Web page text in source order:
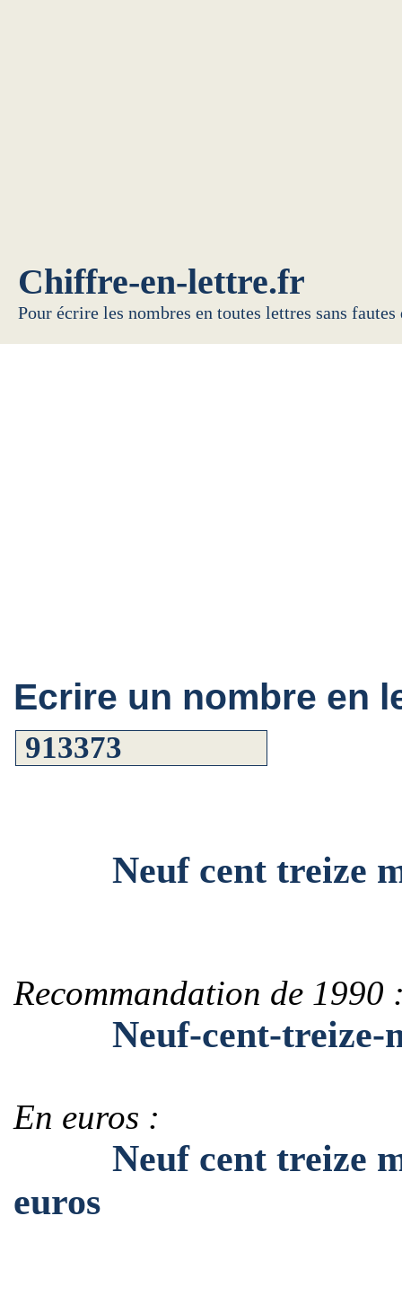
Chiffre-en-lettre.fr
Pour écrire les nombres en toutes lettres sans
Ecrire un nombre en
Neuf cent treize
Recommandation de 1990
Neuf-cent-treize-
En euros :
Neuf cent treize
euros